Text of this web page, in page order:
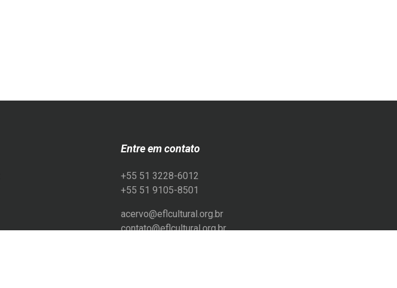
Entre em contato
+55 51 3228-6012
+55 51 9105-8501
acervo@eflcultural.org.br
contato@eflcultural.org.br